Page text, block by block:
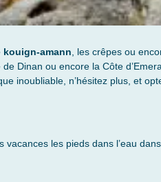
kouign-amann , les crêpes ou
Dinan ou encore la Côte
inoubliable, n’hésitez plus, et
les pieds dans l’eau